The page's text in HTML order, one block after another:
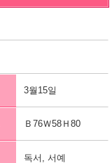
3월15일
Ｂ76Ｗ58Ｈ80
독서, 서예